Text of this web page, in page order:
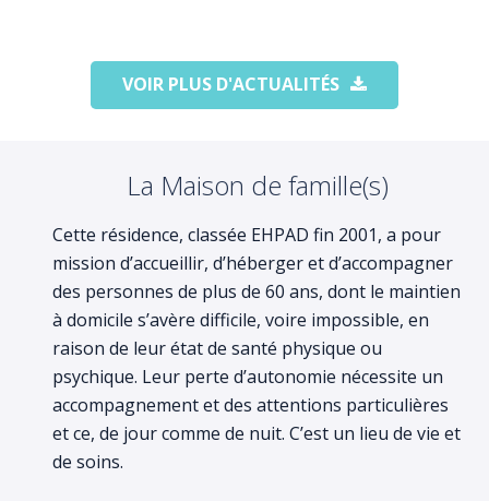
VOIR PLUS D'ACTUALITÉS
La Maison de famille(s)
Cette résidence, classée EHPAD fin 2001, a pour
mission d’accueillir, d’héberger et d’accompagner
des personnes de plus de 60 ans, dont le maintien
à domicile s’avère difficile, voire impossible, en
raison de leur état de santé physique ou
psychique. Leur perte d’autonomie nécessite un
accompagnement et des attentions particulières
et ce, de jour comme de nuit. C’est un lieu de vie et
de soins.